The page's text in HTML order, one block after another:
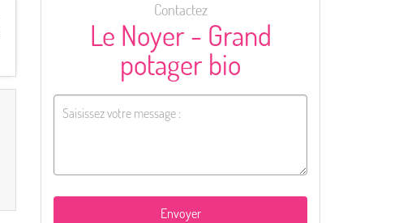
Contactez
Le Noyer - Grand
potager bio
Envoyer